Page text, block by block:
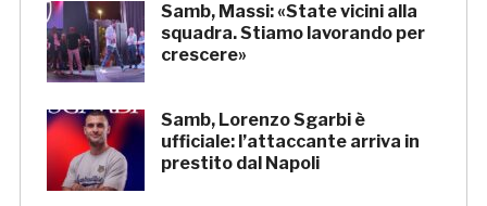
Samb, Massi: «State vicini alla
squadra. Stiamo lavorando per
crescere»
Samb, Lorenzo Sgarbi è
ufficiale: l’attaccante arriva in
prestito dal Napoli